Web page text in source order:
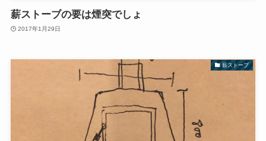
薪ストーブの要は煙突でしょ
2017年1月29日
薪ストーブ